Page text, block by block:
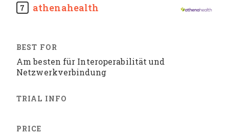
7 athenahealth
Am besten für Interoperabilität und
Netzwerkverbindung